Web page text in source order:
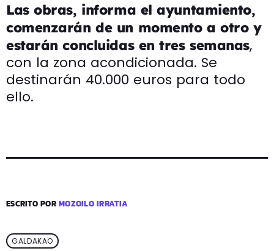
Las obras, informa el ayuntamiento,
comenzarán de un momento a otro y
estarán concluidas en tres semanas,
con la zona acondicionada. Se
destinarán 40.000 euros para todo
ello.
ESCRITO PORMOZOILO IRRATIA
GALDAKAO